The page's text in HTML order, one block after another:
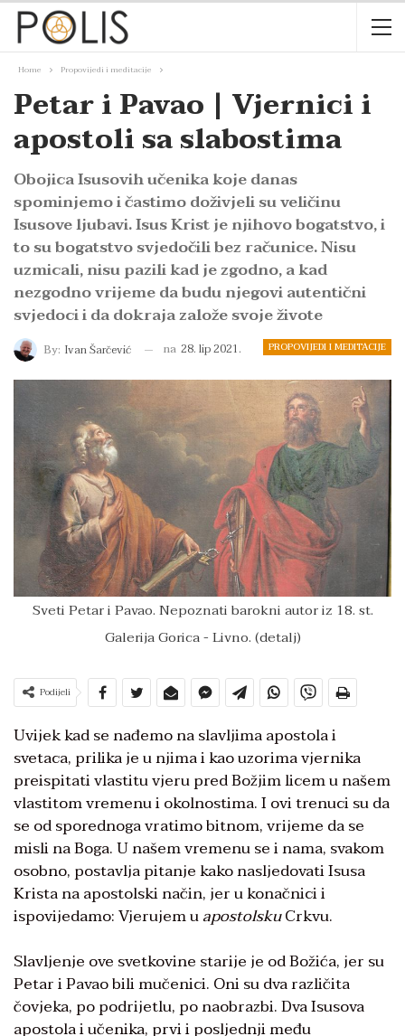
Home Propovijedi i meditacije
Petar i Pavao | Vjernici i
apostoli sa slabostima
Obojica Isusovih učenika koje danas
spominjemo i častimo doživjeli su veličinu
Isusove ljubavi. Isus Krist je njihovo bogatstvo, i
to su bogatstvo svjedočili bez računice. Nisu
uzmicali, nisu pazili kad je zgodno, a kad
nezgodno vrijeme da budu njegovi autentični
svjedoci i da dokraja založe svoje živote
PROPOVIJEDI I MEDITACIJE
By: Ivan Šarčević na 28. lip 2021.
Sveti Petar i Pavao. Nepoznati barokni autor iz 18. st.
Galerija Gorica - Livno. (detalj)
Podijeli
Uvijek kad se nađemo na slavljima apostola i
svetaca, prilika je u njima i kao uzorima vjernika
preispitati vlastitu vjeru pred Božjim licem u našem
vlastitom vremenu i okolnostima. I ovi trenuci su da
se od sporednoga vratimo bitnom, vrijeme da se
misli na Boga. U našem vremenu se i nama, svakom
osobno, postavlja pitanje kako nasljedovati Isusa
Krista na apostolski način, jer u konačnici i
ispovijedamo: Vjerujem uapostolskuCrkvu.
Slavljenje ove svetkovine starije je od Božića, jer su
Petar i Pavao bili mučenici. Oni su dva različita
čovjeka, po podrijetlu, po naobrazbi. Dva Isusova
apostola i učenika, prvi i posljednji među